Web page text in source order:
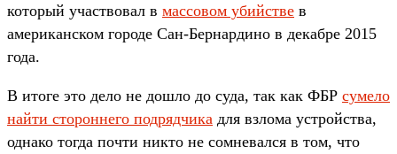
который участвовал в массовом убийстве в
американском городе Сан-Бернардино в декабре 2015
года.
В итоге это дело не дошло до суда, так как ФБР сумело
найти стороннего подрядчика для взлома устройства,
однако тогда почти никто не сомневался в том, что